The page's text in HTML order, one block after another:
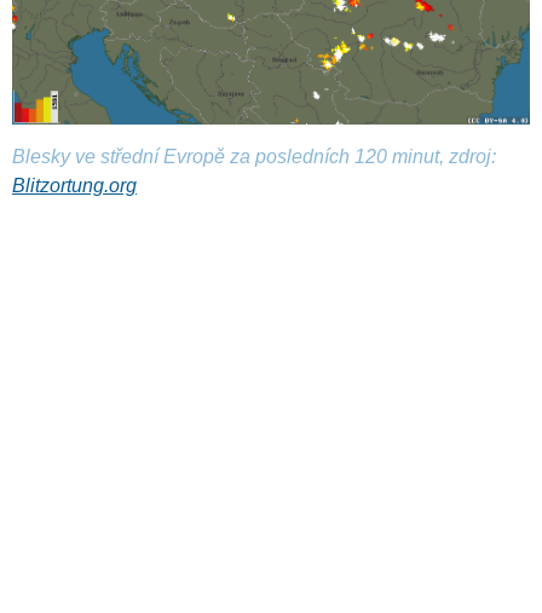
Blesky ve střední Evropě za posledních 120 minut, zdroj:
Blitzortung.org